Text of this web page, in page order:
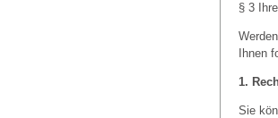
§ 3
Ihnen
1.
Sie